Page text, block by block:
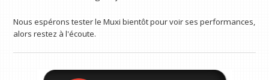
Nous espérons tester le Muxi bientôt pour voir ses performances,
alors restez à l'écoute.